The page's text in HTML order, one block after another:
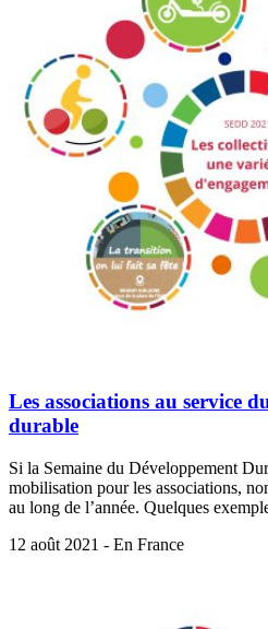
Les associations au service
durable
Si la Semaine du Développement
mobilisation pour les associations,
au long de l’année. Quelques
12 août 2021 - En France